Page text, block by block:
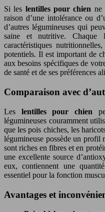
Si les lentilles pour chien ne
raison d’une intolérance ou
d’autres légumineuses qui
saine et nutritive. Chaque
caractéristiques
potentiels. Il est important de
aux besoins spécifiques de
de santé et de ses préférences
Comparaison avec
Les lentilles pour chien
légumineuses couramment
que les pois chiches, les
légumineuse possède un
sont riches en fibres et en
une excellente source
eux, contiennent une
essentiel pour la fonction
Avantages et